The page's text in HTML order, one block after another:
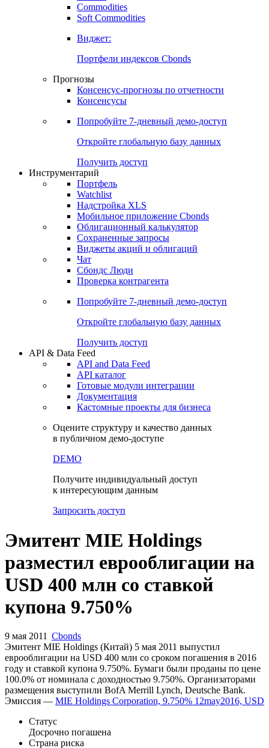
Commodities
Золото
Бензин
Soft Commodities
Виджет:
Портфели индексов Cbonds
Прогнозы
Консенсусы
Попробуйте7-дневный
Откройте глобальную базу данных
Получить доступ
Инструментарий
Портфель
Watchlist
Надстройка XLS
Мобильное приложение Cbonds
Облигационный калькулятор
Сохраненные запросы
Чат
Проверка контрагента
Попробуйте7-дневный
Откройте глобальную базу данных
Получить доступ
API & Data Feed
API and Data Feed
Готовые модули интеграции
Документация
в публичном демо-доступе
к интересующим данным
Эмитент MIE Holdings
разместил еврооблигации на
купона 9.750%
9 мая 2011 Cbonds
Эмитент MIE Holdings (Китай) 5 мая 2011 выпустил
еврооблигации на USD 400 млн со сроком погашения в 2016
100.0% от номинала с доходностью 9.750%. Организаторами
размещения выступили BofA Merrill Lynch, Deutsche Bank.
Эмиссия —MIE Holdings Corporation, 9.750% 12may2016, USD